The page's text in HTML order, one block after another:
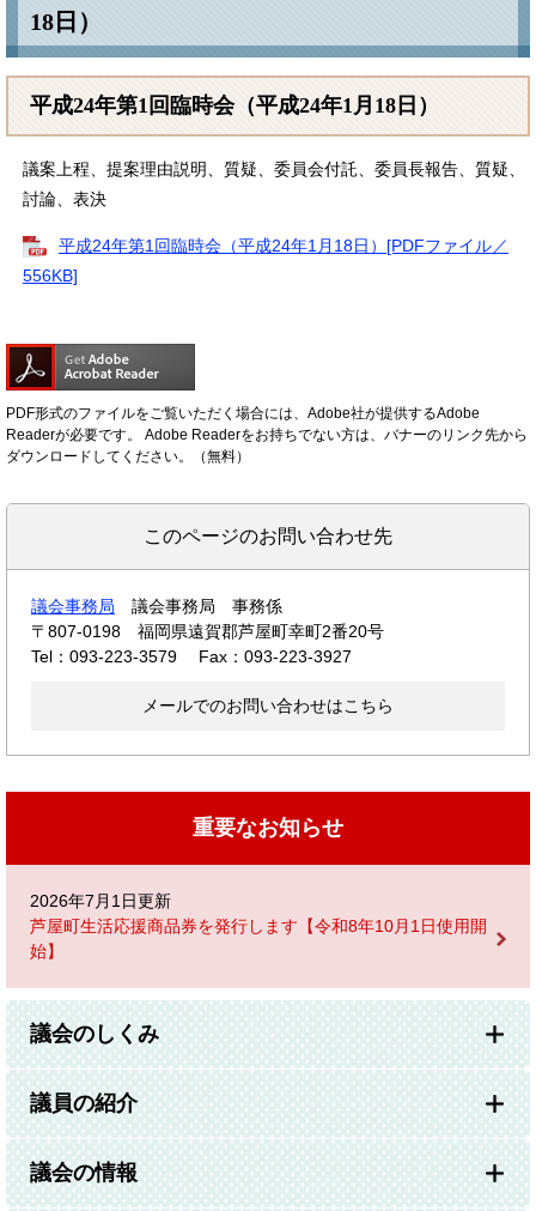
18日）
平成24年第1回臨時会（平成24年1月18日）
議案上程、提案理由説明、質疑、委員会付託、委員長報告、質疑、
討論、表決
平成24年第1回臨時会（平成24年1月18日）[PDFファイル／
556KB]
PDF形式のファイルをご覧いただく場合には、Adobe社が提供するAdobe
Readerが必要です。
Adobe Readerをお持ちでない方は、バナーのリンク先から
ダウンロードしてください。（無料）
このページのお問い合わせ先
議会事務局
議会事務局 事務係
〒807-0198
福岡県遠賀郡芦屋町幸町2番20号
Tel：093-223-3579
Fax：093-223-3927
メールでのお問い合わせはこちら
重要なお知らせ
2026年7月1日更新
芦屋町生活応援商品券を発行します【令和8年10月1日使用開
始】
議会のしくみ
議員の紹介
議会の情報